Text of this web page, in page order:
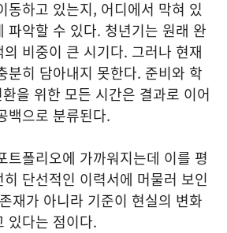
동하고 있는지, 어디에서 막혀 있
파악할 수 있다. 청년기는 원래 완
비중이 큰 시기다. 그러나 현재
분히 담아내지 못한다. 준비와 학
을 위한 모든 시간은 결과로 이어
백으로 분류된다.
트폴리오에 가까워지는데 이를 평
단선적인 이력서에 머물러 보인
재가 아니라 기준이 현실의 변화
있다는 점이다.